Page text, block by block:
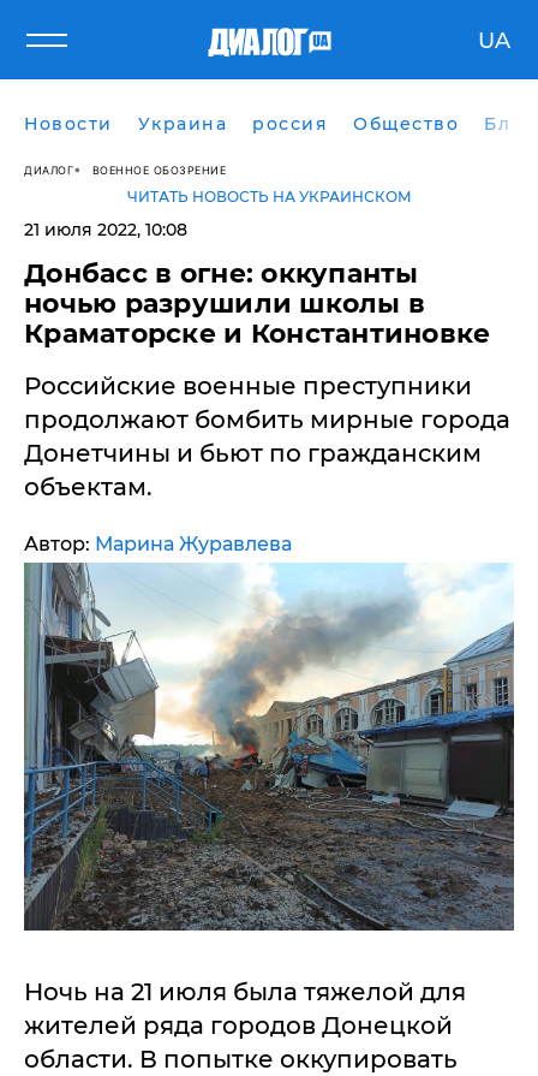
UA
Новости Украина россия Общество
ДИАЛОГ ВОЕННОЕ ОБОЗРЕНИЕ
ЧИТАТЬ НОВОСТЬ НА УКРАИНСКОМ
21 июля 2022, 10:08
​Донбасс в огне: оккупанты
ночью разрушили школы в
Краматорске и Константиновке
Российские военные преступники
продолжают бомбить мирные города
Донетчины и бьют по гражданским
объектам.
Автор: Марина Журавлева
Ночь на 21 июля была тяжелой для
жителей ряда городов Донецкой
области. В попытке оккупировать